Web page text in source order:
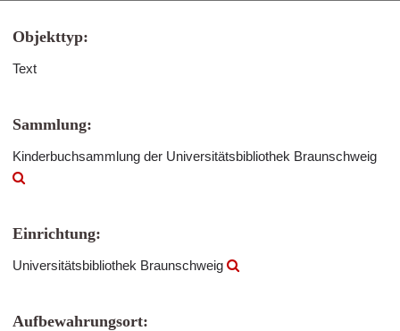
Objekttyp:
Text
Sammlung:
Kinderbuchsammlung der Universitätsbibliothek Braunschweig
Einrichtung:
Universitätsbibliothek Braunschweig
Aufbewahrungsort: